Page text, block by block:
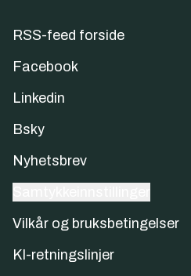
RSS-feed forside
Facebook
Linkedin
Bsky
Nyhetsbrev
Vilkår og bruksbetingelser
KI-retningslinjer